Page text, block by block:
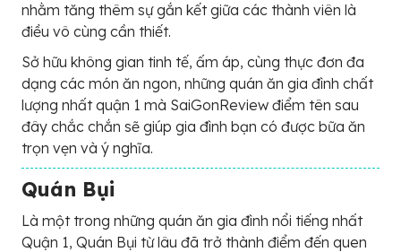
nhằm tăng thêm sự gắn kết giữa các thành viên là
điều vô cùng cần thiết.
Sở hữu không gian tinh tế, ấm áp, cùng thực đơn đa
dạng các món ăn ngon, những quán ăn gia đình chất
lượng nhất quận 1 mà SaiGonReview điểm tên sau
đây chắc chắn sẽ giúp gia đình bạn có được bữa ăn
trọn vẹn và ý nghĩa.
Quán Bụi
Là một trong những quán ăn gia đình nổi tiếng nhất
Quận 1, Quán Bụi từ lâu đã trở thành điểm đến quen